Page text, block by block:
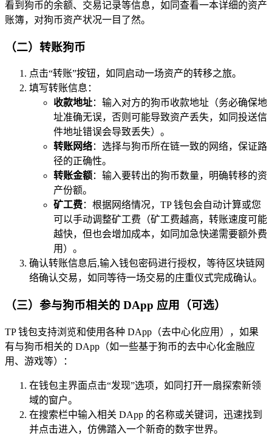
看到狗币的余额、交易记录等信息，如同查看一本详细的资产
账簿，对狗币资产状况一目了然。
（二）转账狗币
点击“转账”按钮，如同启动一场资产的转移之旅。
填写转账信息：
收款地址：输入对方的狗币收款地址（务必确保地
址准确无误，否则可能导致资产丢失，如同投送信
件地址错误会导致丢失）。
转账网络：选择与狗币所在链一致的网络，保证路
径的正确性。
转账金额：输入要转出的狗币数量，明确转移的资
产份额。
矿工费：根据网络情况，TP 钱包会自动计算或您
可以手动调整矿工费（矿工费越高，转账速度可能
越快，但也会增加成本，如同加急快递需要额外费
用）。
确认转账信息后,输入钱包密码进行授权，等待区块链网
络确认交易，如同等待一场交易的庄重仪式完成确认。
（三）参与狗币相关的 DApp 应用（可选）
TP 钱包支持浏览和使用各种 DApp（去中心化应用），如果
有与狗币相关的 DApp（如一些基于狗币的去中心化金融应
用、游戏等）：
在钱包主界面点击“发现”选项，如同打开一扇探索新领
域的窗户。
在搜索栏中输入相关 DApp 的名称或关键词，迅速找到
并点击进入，仿佛踏入一个新奇的数字世界。